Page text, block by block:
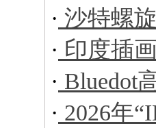
· 沙特螺
· 印度插
· Bluedot
· 2026年